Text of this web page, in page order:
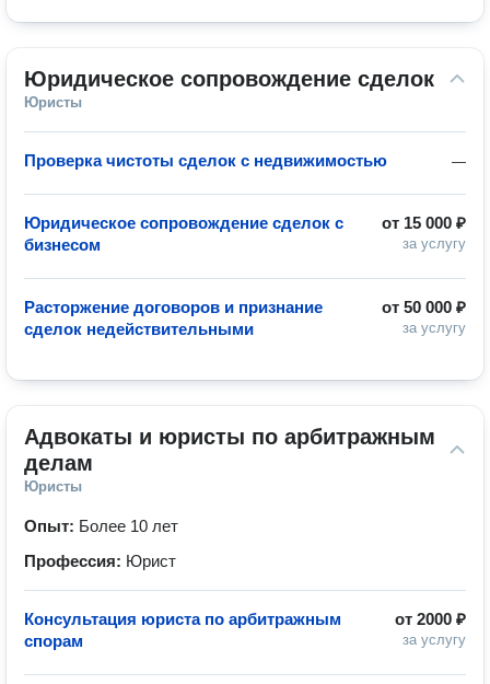
Юридическое сопровождение сделок
Юристы
—
Проверка чистоты сделок с недвижимостью
от 15 000 ₽
за услугу
Юридическое сопровождение сделок с
бизнесом
от 50 000 ₽
за услугу
Расторжение договоров и признание
сделок недействительными
Адвокаты и юристы по арбитражным
делам
Юристы
Опыт: Более 10 лет
Профессия: Юрист
от 2000 ₽
за услугу
Консультация юриста по арбитражным
спорам